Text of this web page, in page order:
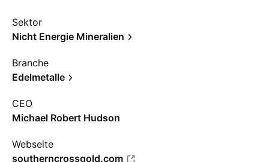
Sektor
Nicht Energie Mineralien
Branche
Edelmetalle
CEO
Michael Robert Hudson
Webseite
southerncrossgold.com